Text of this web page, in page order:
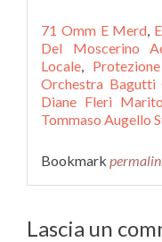
71 Omm E Merd,
Del Moscerino
Locale,
Orchestra Bagutti
Diane Fleri Marito
Tommaso Augello
Bookmark
Lascia un